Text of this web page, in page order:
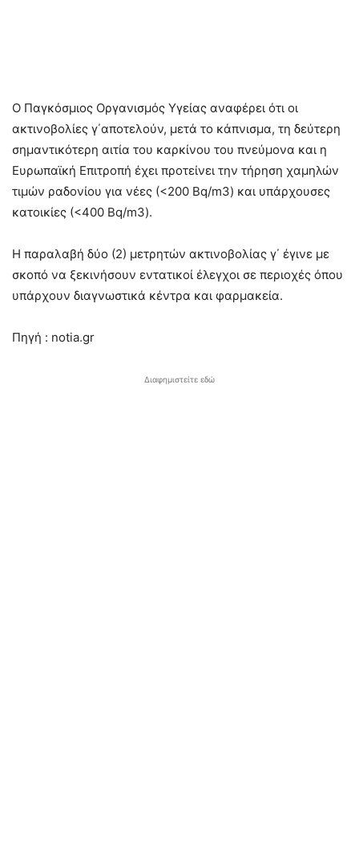
Ο Παγκόσμιος Οργανισμός Υγείας αναφέρει ότι οι
ακτινοβολίες γ΄αποτελούν, μετά το κάπνισμα, τη δεύτερη
σημαντικότερη αιτία του καρκίνου του πνεύμονα και η
Ευρωπαϊκή Επιτροπή έχει προτείνει την τήρηση χαμηλών
τιμών ραδονίου για νέες (<200 Bq/m3) και υπάρχουσες
κατοικίες (<400 Bq/m3).
Η παραλαβή δύο (2) μετρητών ακτινοβολίας γ΄ έγινε με
σκοπό να ξεκινήσουν εντατικοί έλεγχοι σε περιοχές όπου
υπάρχουν διαγνωστικά κέντρα και φαρμακεία.
Πηγή : notia.gr
Διαφημιστείτε εδώ